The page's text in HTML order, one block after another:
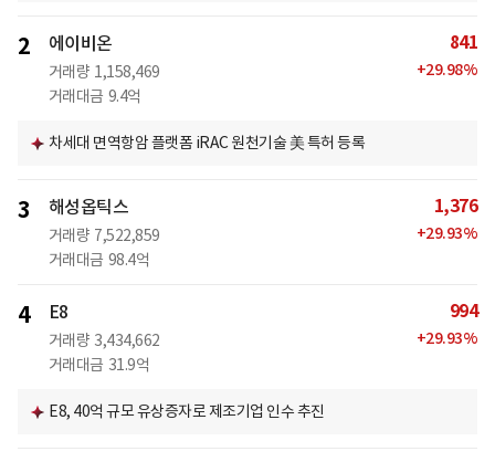
2 에이비온
거래량 1,158,469
거래대금 9.4억
841
+29.98%
차세대 면역항암 플랫폼 iRAC 원천기술 美 특허 등록
3 해성옵틱스
거래량 7,522,859
거래대금 98.4억
1,376
+29.93%
4 E8
거래량 3,434,662
거래대금 31.9억
994
+29.93%
E8, 40억 규모 유상증자로 제조기업 인수 추진